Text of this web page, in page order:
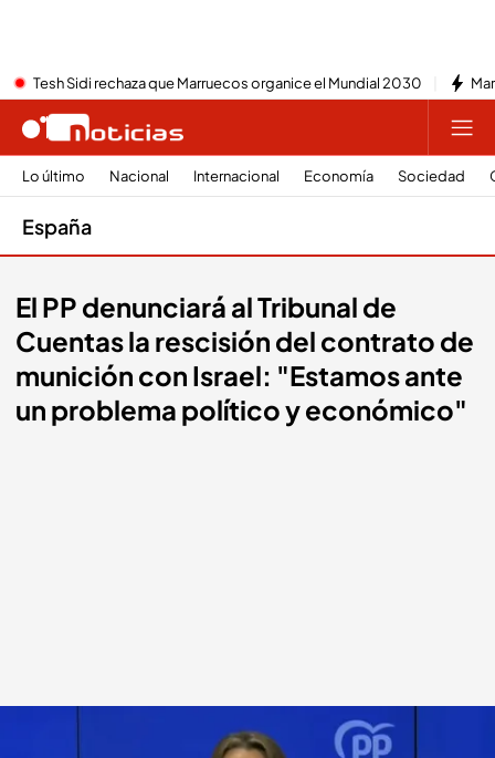
Tesh Sidi rechaza que Marruecos organice el Mundial 2030
Lo último Nacional Internacional Economía Sociedad
España
El PP denunciará al Tribunal de
Cuentas la rescisión del contrato de
munición con Israel: "Estamos ante
un problema político y económico"
Cuca Gamarra anuncia que el PP denunciará al Tribunal de Cuentas la
rescisión del contrato de munición con Israel
NOTICIAS CUATRO